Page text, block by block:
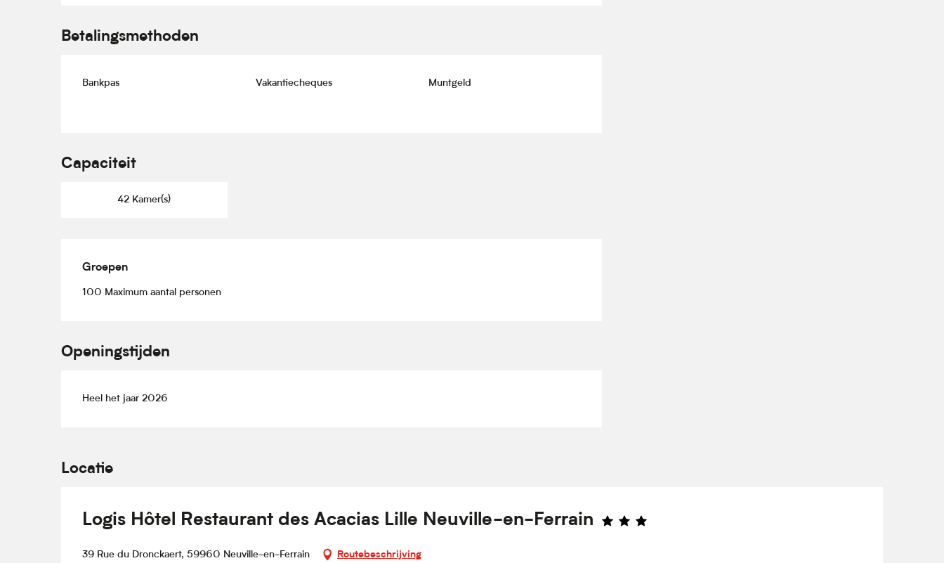
Betalingsmethoden
Bankpas Vakantiecheques Muntgeld
Capaciteit
42 Kamer(s)
Groepen
Groepen
100 Maximum aantal personen
Openingstijden
Heel het jaar 2026
Locatie
Logis Hôtel Restaurant des Acacias Lille Neuville-en-Ferrain
39 Rue du Dronckaert, 59960 Neuville-en-Ferrain Routebeschrijving